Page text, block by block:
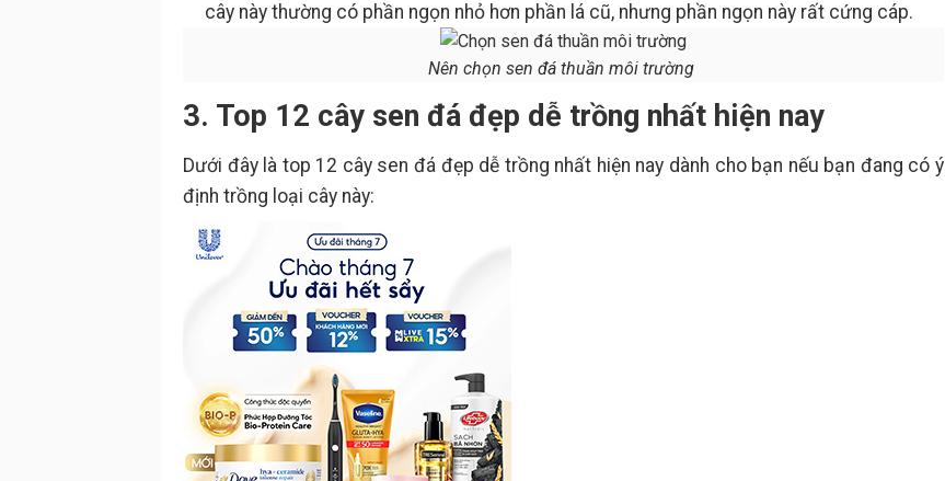
cây này thường có phần ngọn nhỏ hơn phần lá cũ, nhưng phần ngọn này rất cứng cáp.
Nên chọn sen đá thuần môi trường
3. Top 12 cây sen đá đẹp dễ trồng nhất hiện nay
Dưới đây là top 12 cây sen đá đẹp dễ trồng nhất hiện nay dành cho bạn nếu bạn đang có ý
định trồng loại cây này: